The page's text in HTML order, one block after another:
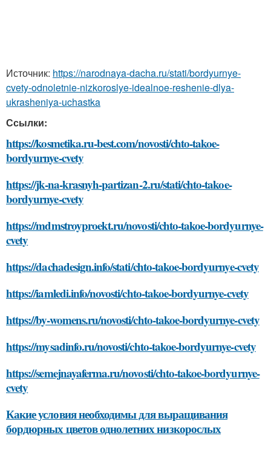
Источник: https://narodnaya-dacha.ru/stati/bordyurnye-
cvety-odnoletnie-nizkoroslye-idealnoe-reshenie-dlya-
ukrasheniya-uchastka
Ссылки:
https://kosmetika.ru-best.com/novosti/chto-takoe-
bordyurnye-cvety
https://jk-na-krasnyh-partizan-2.ru/stati/chto-takoe-
bordyurnye-cvety
https://mdmstroyproekt.ru/novosti/chto-takoe-bordyurnye-
cvety
https://dachadesign.info/stati/chto-takoe-bordyurnye-cvety
https://iamledi.info/novosti/chto-takoe-bordyurnye-cvety
https://by-womens.ru/novosti/chto-takoe-bordyurnye-cvety
https://mysadinfo.ru/novosti/chto-takoe-bordyurnye-cvety
https://semejnayaferma.ru/novosti/chto-takoe-bordyurnye-
cvety
Какие условия необходимы для выращивания
бордюрных цветов однолетних низкорослых